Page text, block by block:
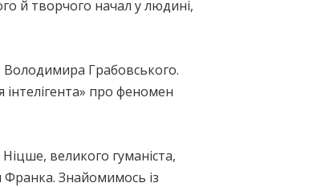
й творчого начал у людині,
Володимира Грабовського.
про феномен
Ніцше, великого гуманіста,
Франка. Знайомимось із